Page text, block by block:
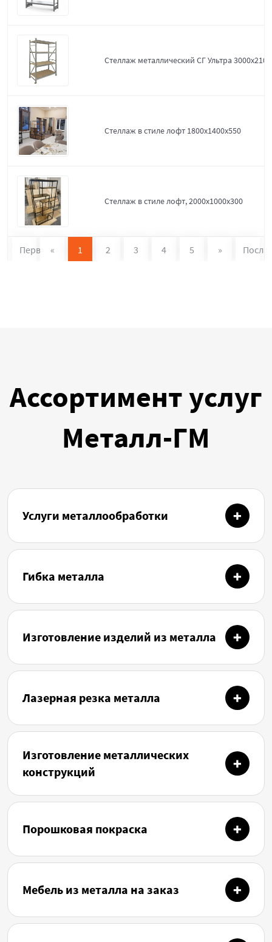
Стеллаж металлический СГ Ультра
Стеллаж в стиле лофт 1800х1400х550
Стеллаж в стиле лофт, 2000х1000х300
Первая « 1 2 3 4 5 »
Ассортимент услуг
Металл-ГМ
Услуги металлообработки
Гибка металла
Изготовление изделий из металла
Лазерная резка металла
Изготовление металлических
конструкций
Порошковая покраска
Мебель из металла на заказ